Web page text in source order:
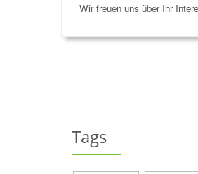
Wir freuen uns über Ihr
Tags